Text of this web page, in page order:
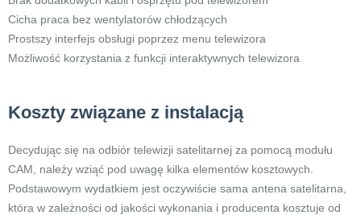
Cicha praca bez wentylatorów chłodzących
Prostszy interfejs obsługi poprzez menu telewizora
Możliwość korzystania z funkcji interaktywnych telewizora
Koszty związane z instalacją
Decydując się na odbiór telewizji satelitarnej za pomocą modułu
CAM, należy wziąć pod uwagę kilka elementów kosztowych.
Podstawowym wydatkiem jest oczywiście sama antena satelitarna,
która w zależności od jakości wykonania i producenta kosztuje od